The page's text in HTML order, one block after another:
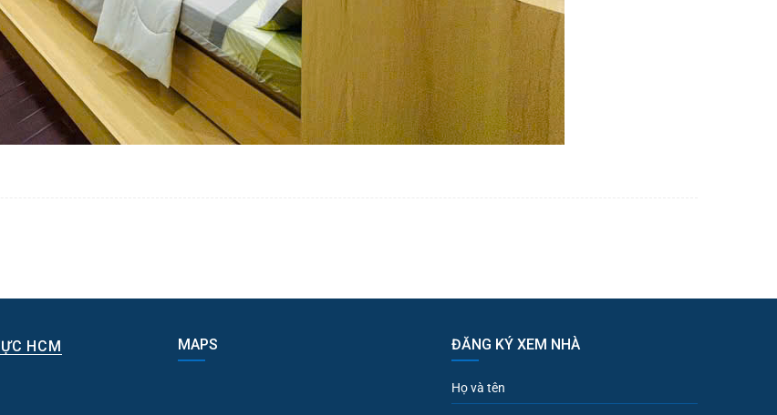
HCM MAPS ĐĂNG KÝ XEM NHÀ